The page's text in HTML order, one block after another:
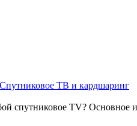
Спутниковое ТВ и кардшаринг
спутниковое TV? Основное